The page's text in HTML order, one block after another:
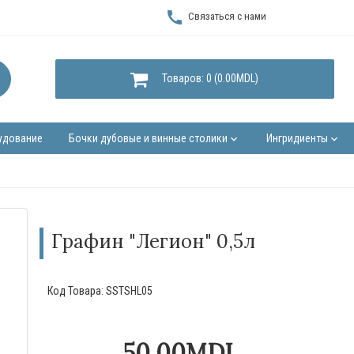
call Связаться с нами
Товаров: 0 (0.00MDL)
Бочки дубовые и винные столики keyboard_arrow_down Ингридиенты keyboard_arrow_down
Графин "Легион" 0,5л
Код Товара: SSTSHL05